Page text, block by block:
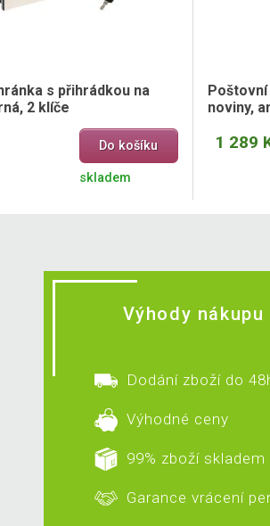
s přihrádkou na
2 klíče
Do košíku
skladem
noviny,
1 289
Výhody nákupu
Dodání zboží do
Výhodné ceny
99% zboží skladem
Garance vrácení